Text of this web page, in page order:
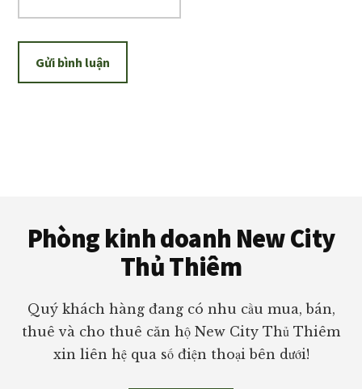
Phòng kinh doanh New City
Thủ Thiêm
Quý khách hàng đang có nhu cầu mua, bán,
thuê và cho thuê căn hộ New City Thủ Thiêm
xin liên hệ qua số điện thoại bên dưới!